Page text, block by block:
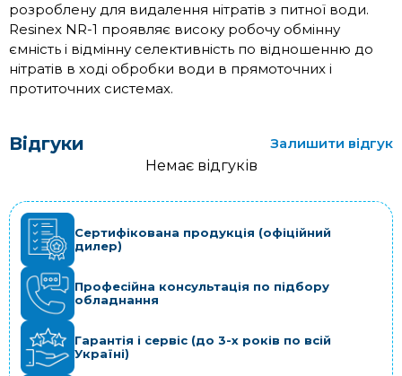
розроблену для видалення нітратів з питної води.
Resinex NR-1 проявляє високу робочу обмінну
ємність і відмінну селективність по відношенню до
нітратів в ході обробки води в прямоточних і
протиточних системах.
Відгуки
Залишити відгук
Немає відгуків
Сертифікована продукція (офіційний
дилер)
Професійна консультація по підбору
обладнання
Гарантія і сервіс (до 3-х років по всій
Україні)